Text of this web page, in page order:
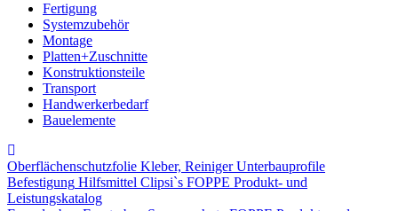
Fertigung
Systemzubehör
Montage
Platten+Zuschnitte
Konstruktionsteile
Transport
Handwerkerbedarf
Bauelemente
Oberflächenschutzfolie Kleber, Reiniger Unterbauprofile
Befestigung Hilfsmittel Clipsi`s FOPPE Produkt- und
Leistungskatalog